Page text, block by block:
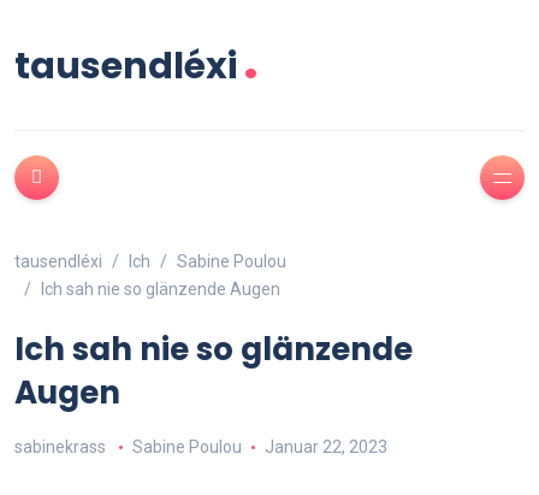
tausendléxi.
tausendléxi Ich
Sabine Poulou
Ich sah nie so glänzende Augen
Ich sah nie so glänzende
Augen
sabinekrass Sabine Poulou Januar 22, 2023